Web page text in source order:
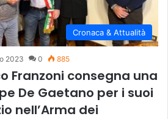
Cronaca & Attualità
2023 0 885
Franzoni consegna una
De Gaetano per i suoi
nell’Arma dei